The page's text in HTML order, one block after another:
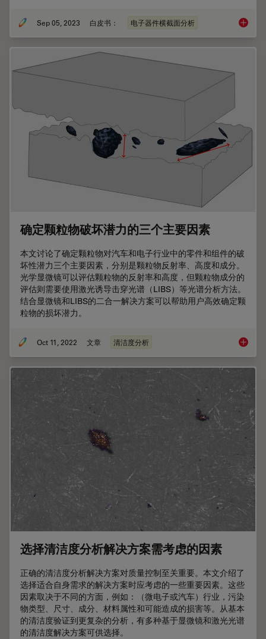
Sep 05, 2023 白皮书： 电子器件横截面分析 横截面
确定颗粒物破坏潜力的三个主要因素
本文讨论了确定颗粒物对汽车和电子行业中的零件和组件的破
坏性潜力三个主要因素，分别是颗粒物反射率、高度和成分。
光学显微镜可以评估颗粒物的反射率和高度，但颗粒物成分的
评估则需要使用激光诱导击穿光谱（LIBS）等光谱分析方法。
结合显微镜和LIBS的二合一解决方案可以帮助用户高效确定颗
粒物的损坏潜力。
Oct 11, 2022 文章 清洁度分析 确定颗
选择清洁度分析解决方案需考虑的因素
正确的清洁度分析解决方案对质量控制至关重要。本文介绍了
选择适合自身需求的解决方案时应考虑的一些重要因素。这些
因素取决于不同的方面，例如：（微电子或汽车）行业，污染
物类型、尺寸、成分、材料属性和可能造成的损害等。从基本
的清洁度验证到更复杂的分析，有多种基于显微镜和激光光谱
的清洁度解决方案可供选择。